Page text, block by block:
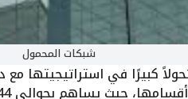
شبكات المحمول
كبيرًا في استراتيجيتها